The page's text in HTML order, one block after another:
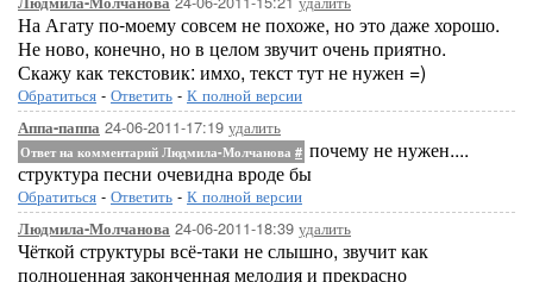
На Агату по-моему совсем не похоже, но это даже хорошо.
Не ново, конечно, но в целом звучит очень приятно.
Скажу как текстовик: имхо, текст тут не нужен =)
Обратиться - Ответить - К полной версии
Аппа-паппа 24-06-2011-17:19 удалить
Ответ на комментарий Людмила-Молчанова # почему не нужен....
структура песни очевидна вроде бы
Обратиться - Ответить - К полной версии
Людмила-Молчанова 24-06-2011-18:39 удалить
Чёткой структуры всё-таки не слышно, звучит как
полноценная законченная мелодия и прекрасно